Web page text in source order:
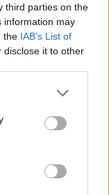
third parties on the
information may
the IAB’s List of
disclose it to other
or more Google
You may click to
party tags to
in below Google
apropóján